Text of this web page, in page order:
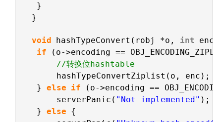
}
}
void hashTypeConvert(robj *o, int enc)
if
(o->encoding ==
//转换位hashtable
hashTypeConvertZiplist(o, enc);
} else if
(o->encoding ==
serverPanic( "Not implemented" );
} else {